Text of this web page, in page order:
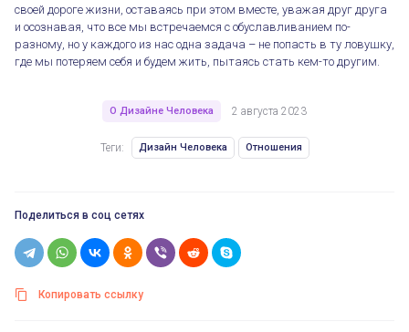
своей дороге жизни, оставаясь при этом вместе, уважая друг друга
и осознавая, что все мы встречаемся с обуславливанием по-
разному, но у каждого из нас одна задача – не попасть в ту ловушку,
где мы потеряем себя и будем жить, пытаясь стать кем-то другим.
О Дизайне Человека 2 августа 2023
Теги: Дизайн Человека Отношения
Поделиться в соц сетях
Копировать ссылку